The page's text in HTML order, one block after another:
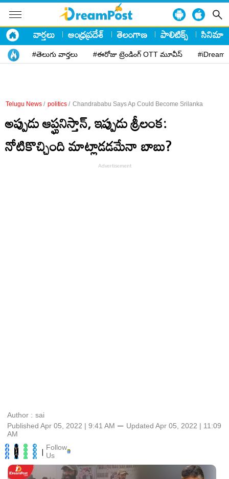
వార్తలు ఆంధ్రప్రదేశ్ తెలంగాణ పాలిటిక్స్ సినిమా
#తెలుగు వార్తలు #ఈరోజు ట్రెండింగ్ OTT మూవీస్
Telugu News / politics / Chandrababu Says Ap Could Become Srilanka
అప్పుడు ఆప్ఘనిస్తాన్, ఇప్పుడు శ్రీలంక:
నోటికొచ్చింది మాట్లాడడమేనా బాబు?
Author : sai
Published Apr 05, 2022 | 9:41 AM ⚊ Updated Apr 05, 2022 | 11:09
AM
| Follow
Us